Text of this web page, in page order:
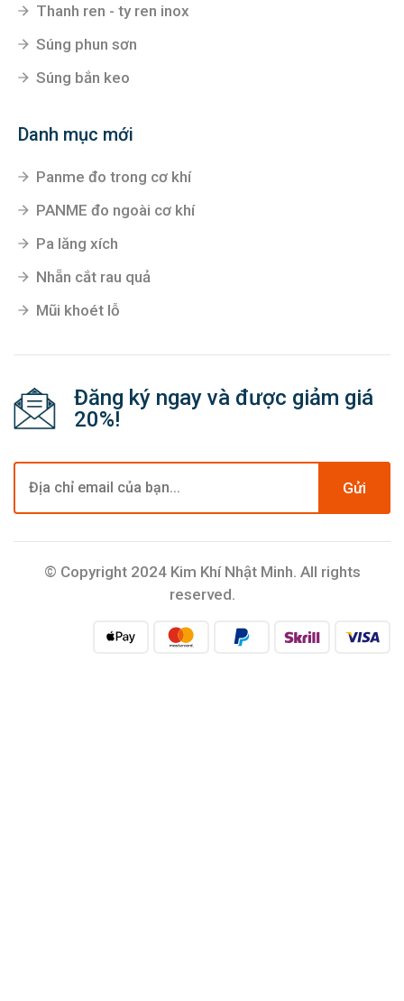
Thanh ren - ty ren inox
Súng phun sơn
Súng bắn keo
Danh mục mới
Panme đo trong cơ khí
PANME đo ngoài cơ khí
Pa lăng xích
Nhẵn cắt rau quả
Mũi khoét lỗ
Đăng ký ngay và được giảm giá
20%!
Gửi
© Copyright 2024 Kim Khí Nhật Minh. All rights
reserved.